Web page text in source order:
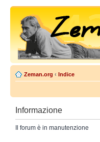
Zeman.org ‹ Indice
Informazione
Il forum è in manutenzione